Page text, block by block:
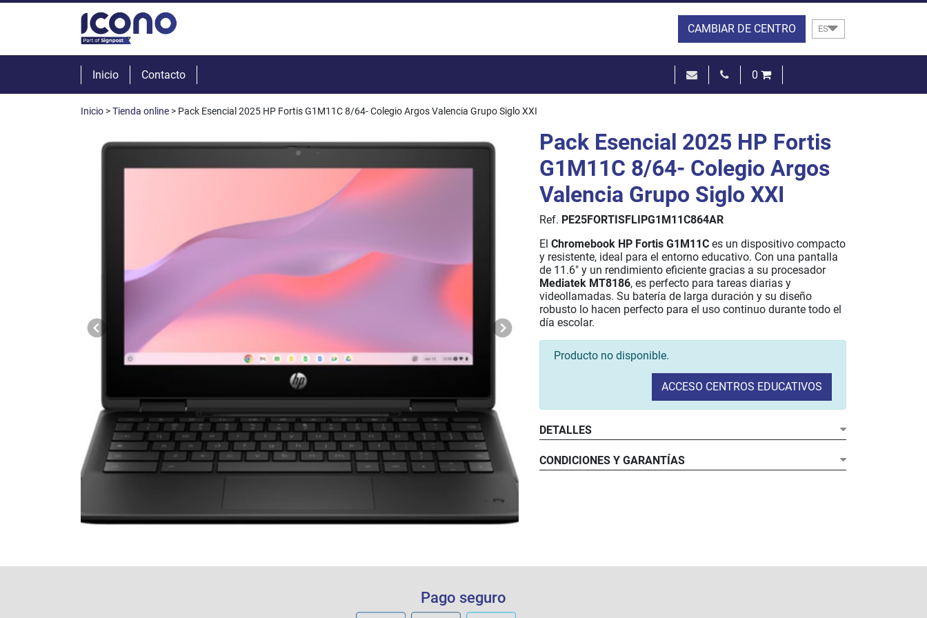
CAMBIAR DE CENTRO ES
Inicio Contacto
0
Inicio >Tienda online > Pack Esencial 2025 HP Fortis G1M11C 8/64- Colegio Argos Valencia Grupo Siglo XXI
Pack Esencial 2025 HP Fortis
G1M11C 8/64- Colegio Argos
Valencia Grupo Siglo XXI
Ref. PE25FORTISFLIPG1M11C864AR
​​​​​El Chromebook HP Fortis G1M11C es un dispositivo compacto
y resistente, ideal para el entorno educativo. Con una pantalla
de 11.6" y un rendimiento eficiente gracias a su procesador
Mediatek MT8186, es perfecto para tareas diarias y
videollamadas. Su batería de larga duración y su diseño
robusto lo hacen perfecto para el uso continuo durante todo el
día escolar.
Producto no disponible.
ACCESO CENTROS EDUCATIVOS
DETALLES
Procesador:
Memoria:
CONDICIONES Y GARANTÍAS
Pago seguro